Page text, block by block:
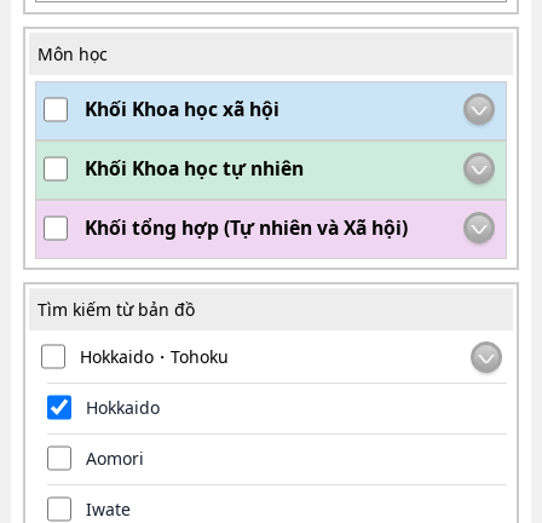
Môn học
Khối Khoa học xã hội
Khối Khoa học tự nhiên
Khối tổng hợp (Tự nhiên và Xã hội)
Tìm kiếm từ bản đồ
Hokkaido・Tohoku
Hokkaido
Aomori
Iwate